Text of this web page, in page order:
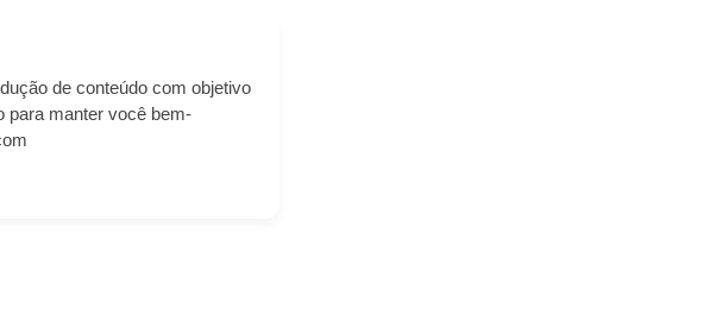
de conteúdo com objetivo
para manter você bem-